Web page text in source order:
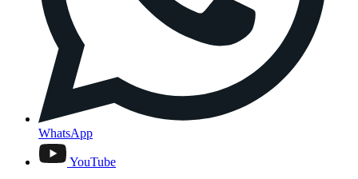
WhatsApp
YouTube